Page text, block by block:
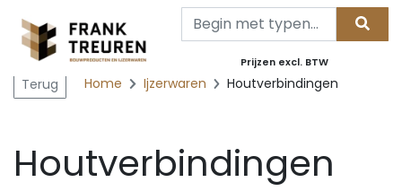
Prijzen excl. BTW
Terug Home Ijzerwaren Houtverbindingen
Houtverbindingen